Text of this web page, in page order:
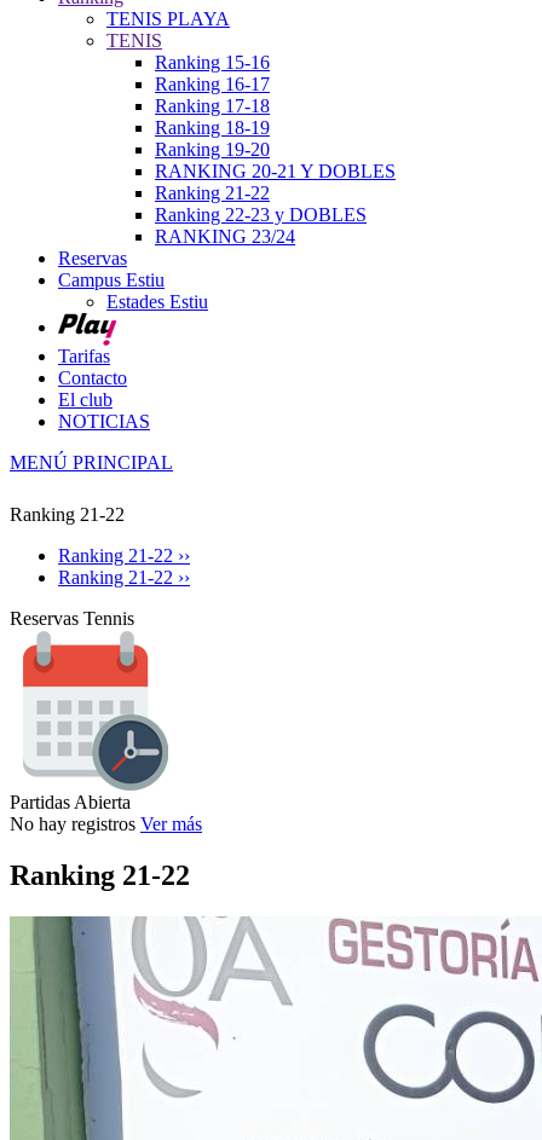
TENIS PLAYA
TENIS
Ranking 15-16
Ranking 16-17
Ranking 17-18
Ranking 18-19
Ranking 19-20
RANKING 20-21 Y DOBLES
Ranking 21-22
Ranking 22-23 y DOBLES
RANKING 23/24
Reservas
Campus Estiu
Estades Estiu
Tarifas
Contacto
El club
NOTICIAS
MENÚ PRINCIPAL
Ranking 21-22
Ranking 21-22 ››
Ranking 21-22 ››
Reservas Tennis
Partidas Abierta
No hay registros Ver más
Ranking 21-22